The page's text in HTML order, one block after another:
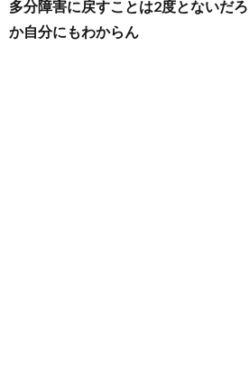
多分障害に戻すことは2度とないだ
か自分にもわからん